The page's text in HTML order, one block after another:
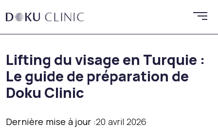
Lifting du visage en Turquie :
Le guide de préparation de
Doku Clinic
Dernière mise à jour :20 avril 2026